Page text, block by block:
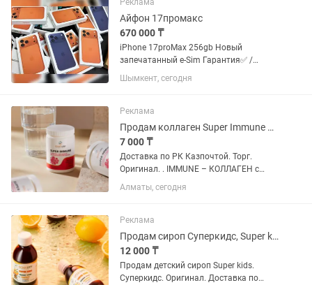
Реклама
Айфон 17промакс
670 000 ₸
iPhone 17proMax 256gb Новый
запечатанный e-Sim Гарантия✅ /
Верификация✅ / Оригинал✅ Цвет:🟠
Шымкент, сегодня
Реклама
Продам коллаген Super Immune Goldway.
7 000 ₸
Доставка по РК Казпочтой. Торг.
Оригинал. . IMMUNE – КОЛЛАГЕН с
витаминно-минеральным комплексом
MG, Zn, D3, K, Ca. Восполняет опорно-
сосуды, помогает омоложению...
Алматы, сегодня
Реклама
Продам сироп Суперкидс, Super kids
12 000 ₸
Продам детский сироп Super kids.
Суперкидс. Оригинал. Доставка по